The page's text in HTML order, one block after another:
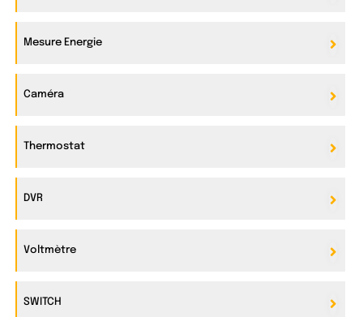
Mesure Energie
Caméra
Thermostat
DVR
Voltmètre
SWITCH